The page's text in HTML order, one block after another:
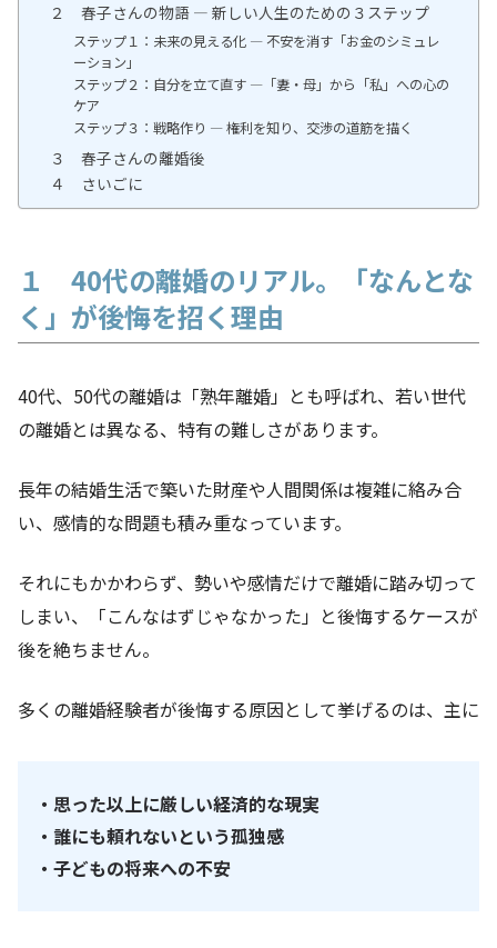
２ 春子さんの物語 ― 新しい人生のための３ステップ
ステップ１：未来の見える化 ― 不安を消す「お金のシミュレ
ーション」
ステップ２：自分を立て直す ―「妻・母」から「私」への心の
ケア
ステップ３：戦略作り ― 権利を知り、交渉の道筋を描く
３ 春子さんの離婚後
４ さいごに
１ 40代の離婚のリアル。「なんとな
く」が後悔を招く理由
40代、50代の離婚は「熟年離婚」とも呼ばれ、若い世代
の離婚とは異なる、特有の難しさがあります。
長年の結婚生活で築いた財産や人間関係は複雑に絡み合
い、感情的な問題も積み重なっています。
それにもかかわらず、勢いや感情だけで離婚に踏み切って
しまい、「こんなはずじゃなかった」と後悔するケースが
後を絶ちません。
多くの離婚経験者が後悔する原因として挙げるのは、主に
・思った以上に厳しい経済的な現実
・誰にも頼れないという孤独感
・子どもの将来への不安